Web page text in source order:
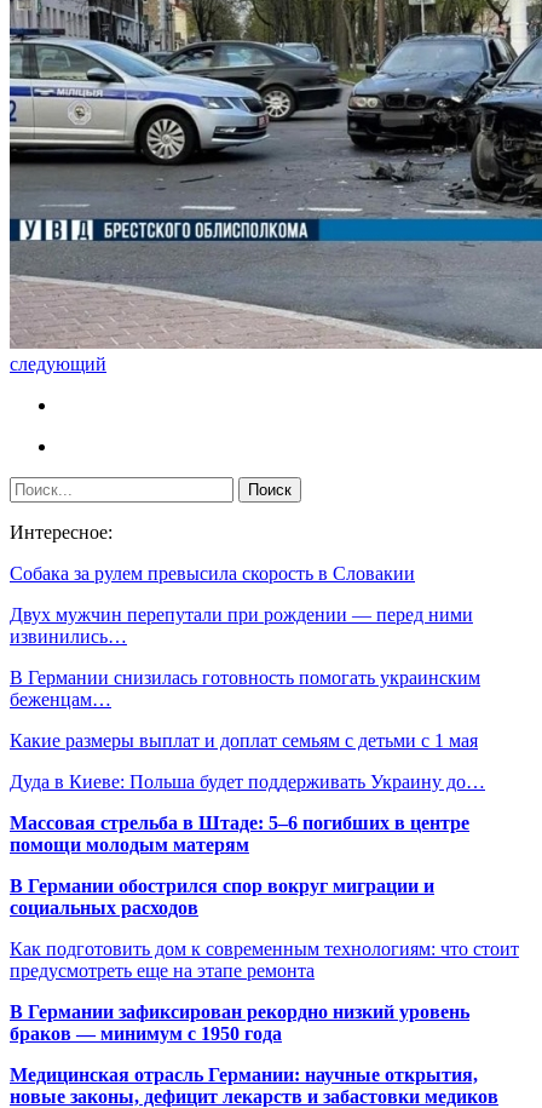
следующий
Интересное:
Собака за рулем превысила скорость в Словакии
Двух мужчин перепутали при рождении — перед ними
извинились…
В Германии снизилась готовность помогать украинским
беженцам…
Какие размеры выплат и доплат семьям с детьми с 1 мая
Дуда в Киеве: Польша будет поддерживать Украину до…
Массовая стрельба в Штаде: 5–6 погибших в центре
помощи молодым матерям
В Германии обострился спор вокруг миграции и
социальных расходов
Как подготовить дом к современным технологиям: что стоит
предусмотреть еще на этапе ремонта
В Германии зафиксирован рекордно низкий уровень
браков — минимум с 1950 года
Медицинская отрасль Германии: научные открытия,
новые законы, дефицит лекарств и забастовки медиков